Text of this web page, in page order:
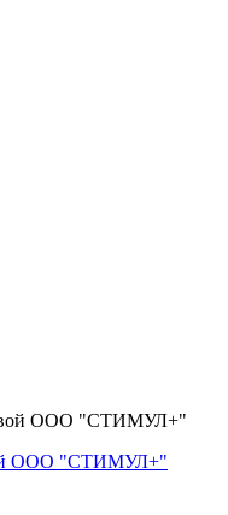
ООО "СТИМУЛ+"